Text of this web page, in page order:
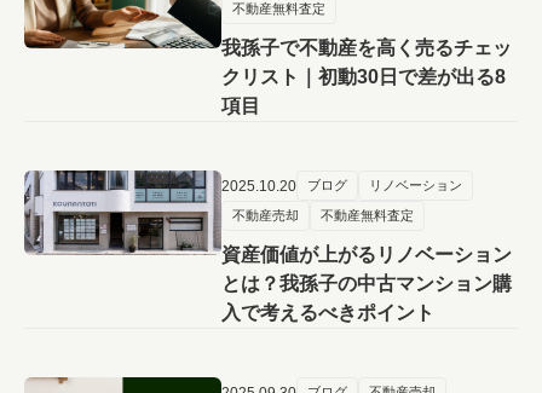
不動産無料査定
我孫子で不動産を高く売るチェッ
クリスト｜初動30日で差が出る8
項目
2025.10.20 ブログ リノベーション
不動産売却 不動産無料査定
資産価値が上がるリノベーション
とは？我孫子の中古マンション購
入で考えるべきポイント